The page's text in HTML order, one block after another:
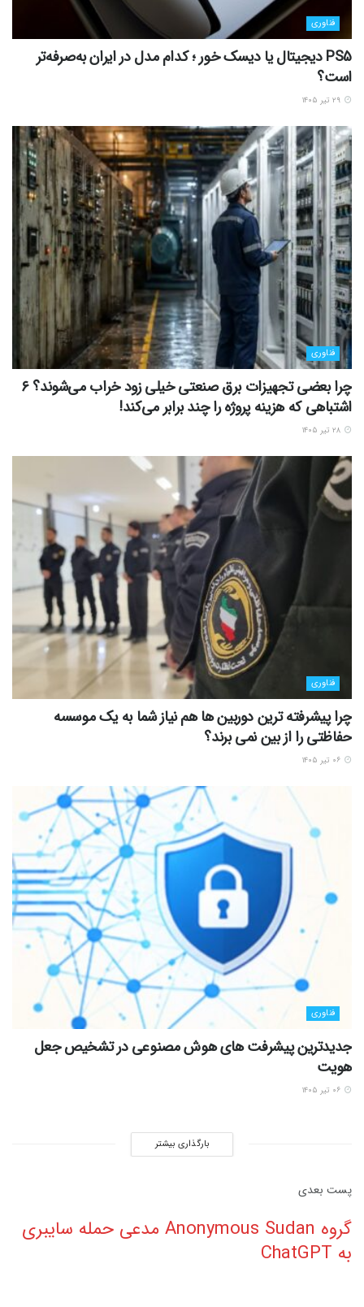
فناوری
PS5 دیجیتال یا دیسک خور ؛ کدام مدل در ایران به‌صرفه‌تر
است؟
فناوری
چرا بعضی تجهیزات برق صنعتی خیلی زود خراب می‌شوند؟ ۶
اشتباهی که هزینه پروژه را چند برابر می‌کند!
فناوری
چرا پیشرفته ترین دوربین ها هم نیاز شما به یک موسسه
حفاظتی را از بین نمی برند؟
فناوری
جدیدترین پیشرفت های هوش مصنوعی در تشخیص جعل
هویت
بارگذاری بیشتر
پست‌ بعدی
گروه Anonymous Sudan مدعی حمله سایبری
به ChatGPT